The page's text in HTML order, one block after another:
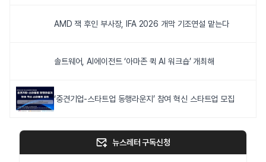
AMD 잭 후인 부사장, IFA 2026 개막 기조연설 맡는다
솔트웨어, AI에이전트 ‘아마존 퀵 AI 워크숍’ 개최해
‘중견기업-스타트업 동행라운지’ 참여 혁신 스타트업 모집
뉴스레터 구독신청